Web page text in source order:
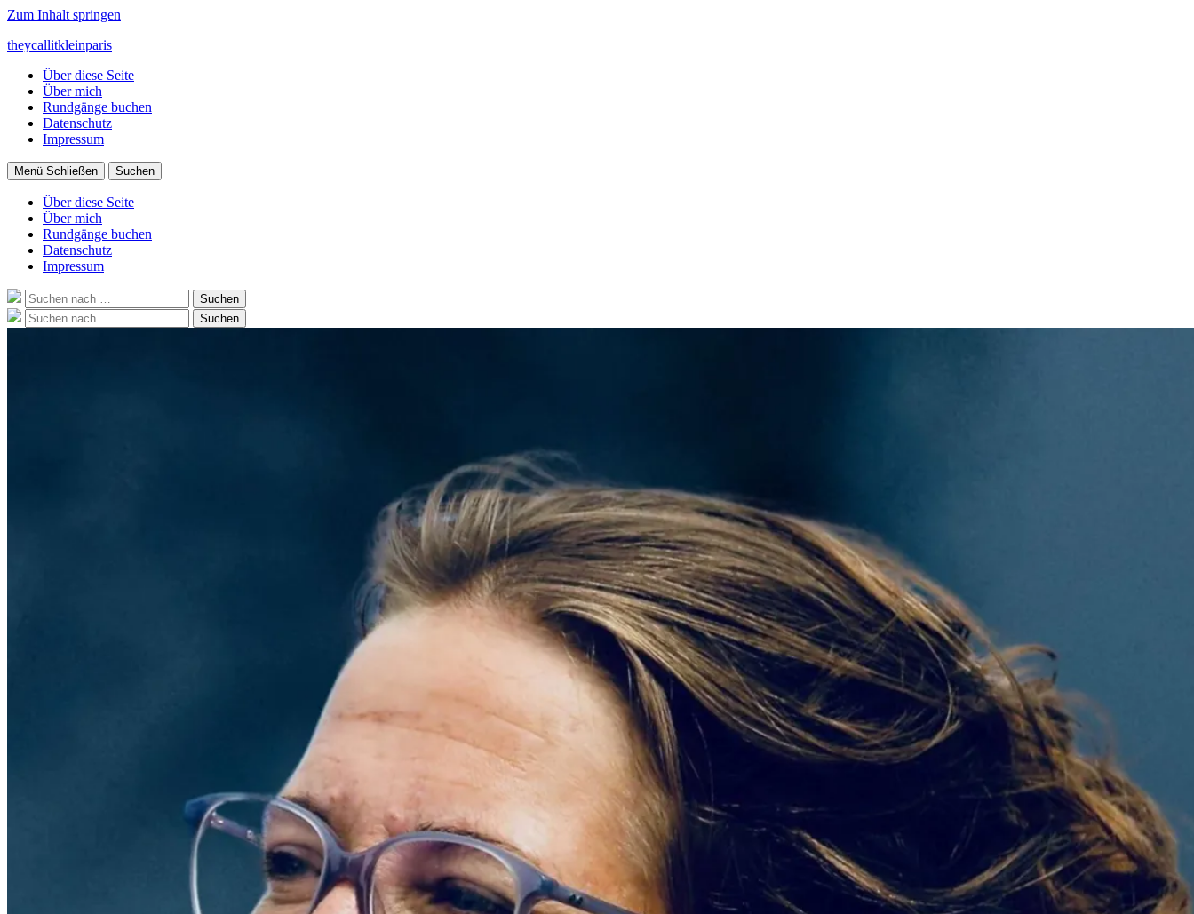
Zum Inhalt springen
theycallitkleinparis
Über diese Seite
Über mich
Rundgänge buchen
Datenschutz
Impressum
Menü Schließen Suchen
Über diese Seite
Über mich
Rundgänge buchen
Datenschutz
Impressum
Suche
nach:
Suchen
Suche
nach:
Suchen